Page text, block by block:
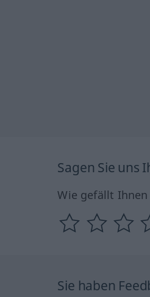
Sagen Sie uns
Wie gefällt
Sie haben